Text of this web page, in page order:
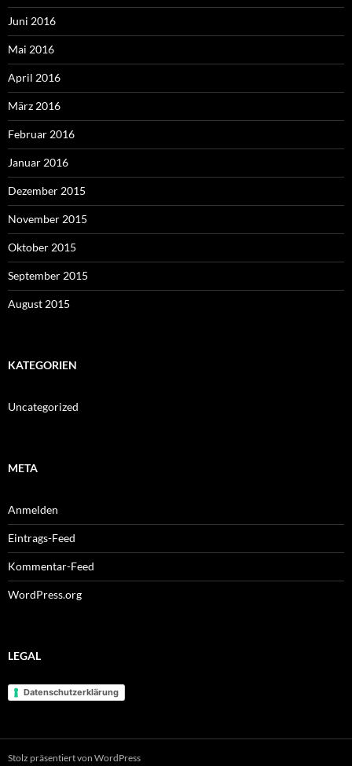
Juni 2016
Mai 2016
April 2016
März 2016
Februar 2016
Januar 2016
Dezember 2015
November 2015
Oktober 2015
September 2015
August 2015
KATEGORIEN
Uncategorized
META
Anmelden
Eintrags-Feed
Kommentar-Feed
WordPress.org
LEGAL
Datenschutzerklärung
Stolz präsentiert von WordPress